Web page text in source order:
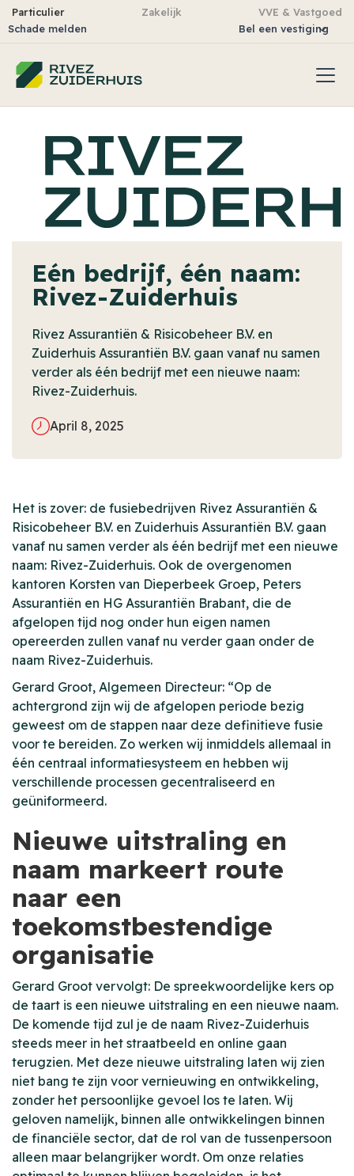
Particulier Zakelijk
VVE & Vastgoed
Schade melden
Bel een vestiging
Eén bedrijf, één naam:
Rivez-Zuiderhuis
Rivez Assurantiën & Risicobeheer B.V. en
Zuiderhuis Assurantiën B.V. gaan vanaf nu samen
verder als één bedrijf met een nieuwe naam:
Rivez-Zuiderhuis.
April 8, 2025
Het is zover: de fusiebedrijven Rivez Assurantiën &
Risicobeheer B.V. en Zuiderhuis Assurantiën B.V. gaan
vanaf nu samen verder als één bedrijf met een nieuwe
naam: Rivez-Zuiderhuis. Ook de overgenomen
kantoren Korsten van Dieperbeek Groep, Peters
Assurantiën en HG Assurantiën Brabant, die de
afgelopen tijd nog onder hun eigen namen
opereerden zullen vanaf nu verder gaan onder de
naam Rivez-Zuiderhuis.
Gerard Groot, Algemeen Directeur: “Op de
achtergrond zijn wij de afgelopen periode bezig
geweest om de stappen naar deze definitieve fusie
voor te bereiden. Zo werken wij inmiddels allemaal in
één centraal informatiesysteem en hebben wij
verschillende processen gecentraliseerd en
geüniformeerd.
Nieuwe uitstraling en
naam markeert route
naar een
toekomstbestendige
organisatie
Gerard Groot vervolgt: De spreekwoordelijke kers op
de taart is een nieuwe uitstraling en een nieuwe naam.
De komende tijd zul je de naam Rivez-Zuiderhuis
steeds meer in het straatbeeld en online gaan
terugzien. Met deze nieuwe uitstraling laten wij zien
niet bang te zijn voor vernieuwing en ontwikkeling,
zonder het persoonlijke gevoel los te laten. Wij
geloven namelijk, binnen alle ontwikkelingen binnen
de financiële sector, dat de rol van de tussenpersoon
alleen maar belangrijker wordt. Om onze relaties